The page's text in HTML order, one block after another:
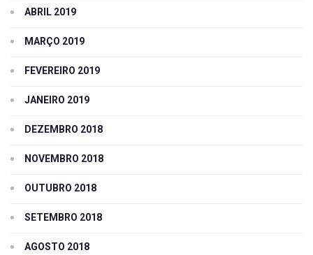
ABRIL 2019
MARÇO 2019
FEVEREIRO 2019
JANEIRO 2019
DEZEMBRO 2018
NOVEMBRO 2018
OUTUBRO 2018
SETEMBRO 2018
AGOSTO 2018